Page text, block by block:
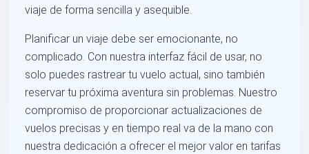
viaje de forma sencilla y asequible.
Planificar un viaje debe ser emocionante, no
complicado. Con nuestra interfaz fácil de usar, no
solo puedes rastrear tu vuelo actual, sino también
reservar tu próxima aventura sin problemas. Nuestro
compromiso de proporcionar actualizaciones de
vuelos precisas y en tiempo real va de la mano con
nuestra dedicación a ofrecer el mejor valor en tarifas